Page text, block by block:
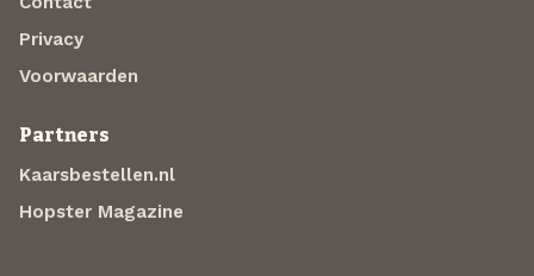
Privacy
Voorwaarden
Partners
Kaarsbestellen.nl
Hopster Magazine